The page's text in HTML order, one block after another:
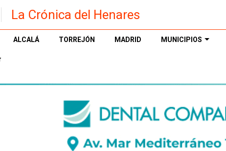
La Crónica del Henares
ALCALÁ TORREJÓN MADRID MUNICIPIOS